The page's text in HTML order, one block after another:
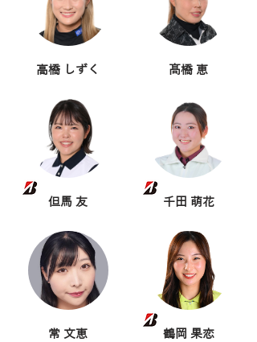
高橋 しずく
但馬 友
常 文恵
髙橋 恵
千田 萌花
鶴岡 果恋